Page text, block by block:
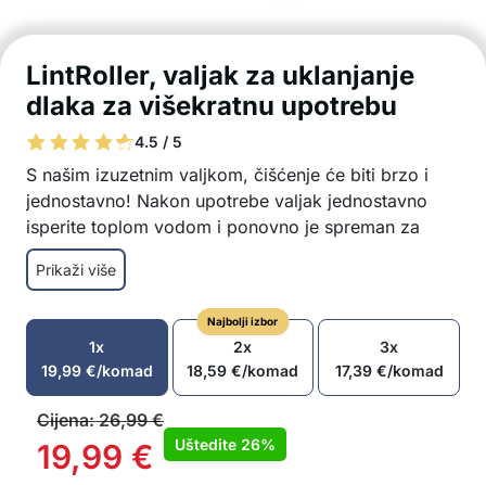
LintRoller, valjak za uklanjanje
dlaka za višekratnu upotrebu
4.5 / 5
S našim izuzetnim valjkom, čišćenje će biti brzo i
jednostavno! Nakon upotrebe valjak jednostavno
isperite toplom vodom i ponovno je spreman za
korištenje.
Sredstvo za uklanjanje dlaka s kauča, auta ili
Prikladno za višestruku upotrebu
Nema potrebe za baterijama ili izvorom
napajanja
Izdržljiv dodatak
Valjak se lako čisti nakon upotrebe
Paket sadrži: 1x valjak za uklanjanje dlaka
Prikaži više
1x
19,99 €/komad
Najbolji izbor
2x
18,59€/komad
3x
17,39 €/komad
Cijena:26,99€
19,99 € Uštedite 26%